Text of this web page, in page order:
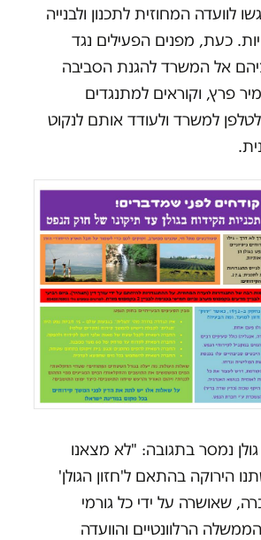
לוועדה המחוזית לתכנון ולבנייה
כעת, מפנים הפעילים נגד
אל המשרד להגנת הסביבה
פרץ, וקוראים למתנגדים
למשרד ולעודד אותם לנקוט
נמסר בתגובה: "לא מצאנו
הירוקה בהתאם ל'חזון הגולן'
שאושרה על ידי כל גורמי
הרלוונטיים והוועדה